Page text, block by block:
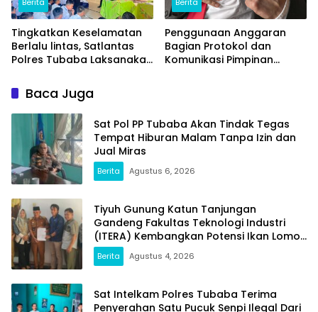
Berita
Tingkatkan Keselamatan
Berlalu lintas, Satlantas
Polres Tubaba Laksanakan
School di SMAN 1 Tumijajar
Berita
Penggunaan Anggaran
Bagian Protokol dan
Komunikasi Pimpinan
Baca Juga
Sat Pol PP Tubaba Akan Tindak Tegas
Tempat Hiburan Malam Tanpa Izin dan
Jual Miras
Berita Agustus 6, 2026
Tiyuh Gunung Katun Tanjungan
Gandeng Fakultas Teknologi Industri
(ITERA) Kembangkan Potensi Ikan Lomou
Menjadi Prodak Unggulan
Berita Agustus 4, 2026
Sat Intelkam Polres Tubaba Terima
Penyerahan Satu Pucuk Senpi Ilegal Dari